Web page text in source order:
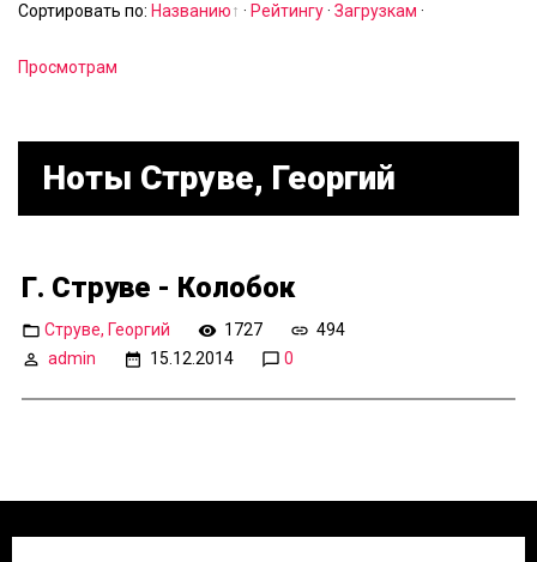
Сортировать по: Названию · Рейтингу· Загрузкам ·
Просмотрам
Ноты Струве, Георгий
Г. Струве - Колобок
Струве, Георгий 1727
494
admin
15.12.2014 0